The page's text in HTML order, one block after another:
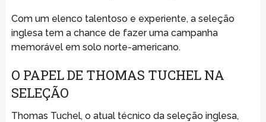
Com um elenco talentoso e experiente, a seleção
inglesa tem a chance de fazer uma campanha
memorável em solo norte-americano.
O PAPEL DE THOMAS TUCHEL NA
SELEÇÃO
Thomas Tuchel, o atual técnico da seleção inglesa,